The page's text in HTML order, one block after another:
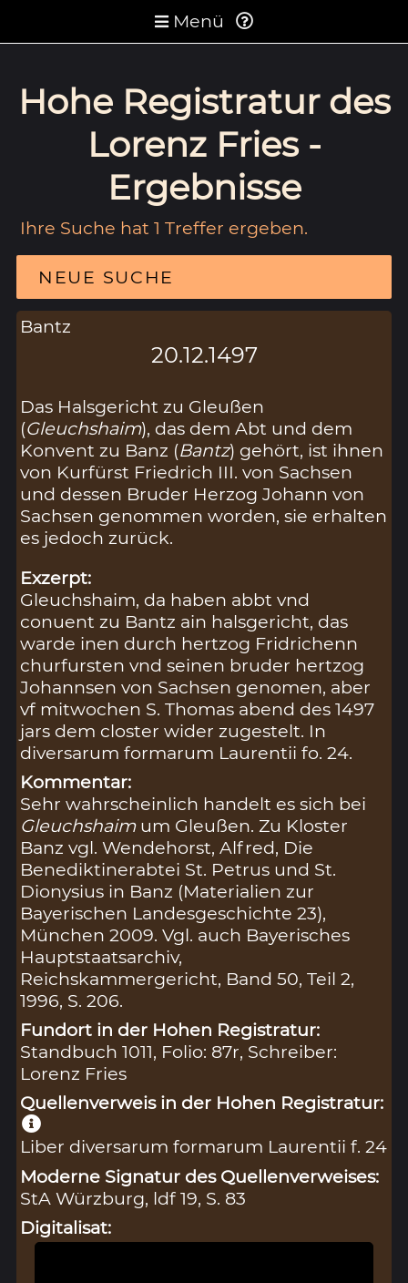
Menü
Hohe Registratur des
Lorenz Fries -
Ergebnisse
Ihre Suche hat 1 Treffer ergeben.
NEUE SUCHE
Bantz
20.12.1497
Das Halsgericht zu Gleußen
(Gleuchshaim), das dem Abt und dem
Konvent zu Banz (Bantz) gehört, ist ihnen
von Kurfürst Friedrich III. von Sachsen
und dessen Bruder Herzog Johann von
Sachsen genommen worden, sie erhalten
es jedoch zurück.
Exzerpt:
Gleuchshaim, da haben abbt vnd
conuent zu Bantz ain halsgericht, das
warde inen durch hertzog Fridrichenn
churfursten vnd seinen bruder hertzog
Johannsen von Sachsen genomen, aber
vf mitwochen S. Thomas abend des 1497
jars dem closter wider zugestelt. In
diversarum formarum Laurentii fo. 24.
Kommentar:
Sehr wahrscheinlich handelt es sich bei
Gleuchshaimum Gleußen. Zu Kloster
Banz vgl. Wendehorst, Alfred, Die
Benediktinerabtei St. Petrus und St.
Dionysius in Banz (Materialien zur
Bayerischen Landesgeschichte 23),
München 2009. Vgl. auch Bayerisches
Hauptstaatsarchiv,
Reichskammergericht, Band 50, Teil 2,
1996, S. 206.
Fundort in der Hohen Registratur:
Standbuch 1011, Folio: 87r, Schreiber:
Lorenz Fries
Quellenverweis in der Hohen Registratur:
Liber diversarum formarum Laurentii f. 24
Moderne Signatur des Quellenverweises:
StA Würzburg, ldf 19, S. 83
Digitalisat: